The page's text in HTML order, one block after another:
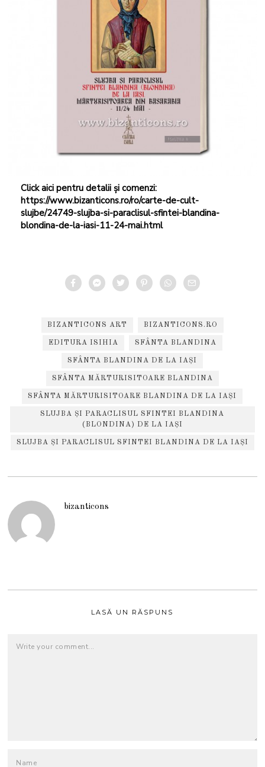
Click aici pentru detalii și comenzi:
https://www.bizanticons.ro/ro/carte-de-cult-
slujbe/24749-slujba-si-paraclisul-sfintei-blandina-
blondina-de-la-iasi-11-24-mai.html
BIZANTICONS ART BIZANTICONS.RO
EDITURA ISIHIA SFÂNTA BLANDINA
SFÂNTA BLANDINA DE LA IAȘI
SFÂNTA MĂRTURISITOARE BLANDINA
SFÂNTA MĂRTURISITOARE BLANDINA DE LA IAȘI
SLUJBA ȘI PARACLISUL SFINTEI BLANDINA
(BLONDINA) DE LA IAȘI
SLUJBA ȘI PARACLISUL SFINTEI BLANDINA DE LA IAȘI
bizanticons
LASĂ UN RĂSPUNS